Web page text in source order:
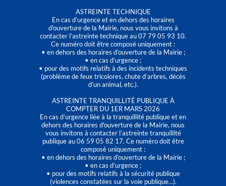
ASTREINTE TECHNIQUE
En cas d’urgence et en dehors des horaires
d'ouverture de la Mairie, nous vous invitons à
contacter l’astreinte technique au 07 79 05 93 10.
Ce numéro doit être composé uniquement :
• en dehors des horaires d’ouverture de la Mairie ;
• en cas d’urgence ;
• pour des motifs relatifs à des incidents techniques
(problème de feux tricolores, chute d’arbres, décès
d’un animal, etc.).
ASTREINTE TRANQUILLITÉ PUBLIQUE À
COMPTER DU 1ER MARS 2026
En cas d’urgence liée à la tranquillité publique et en
dehors des horaires d'ouverture de la Mairie, nous
vous invitons à contacter l’astreinte tranquillité
publique au 06 59 05 82 17. Ce numéro doit être
composé uniquement :
• en dehors des horaires d’ouverture de la Mairie ;
• en cas d’urgence ;
• pour des motifs relatifs à la sécurité publique
(violences constatées sur la voie publique…).